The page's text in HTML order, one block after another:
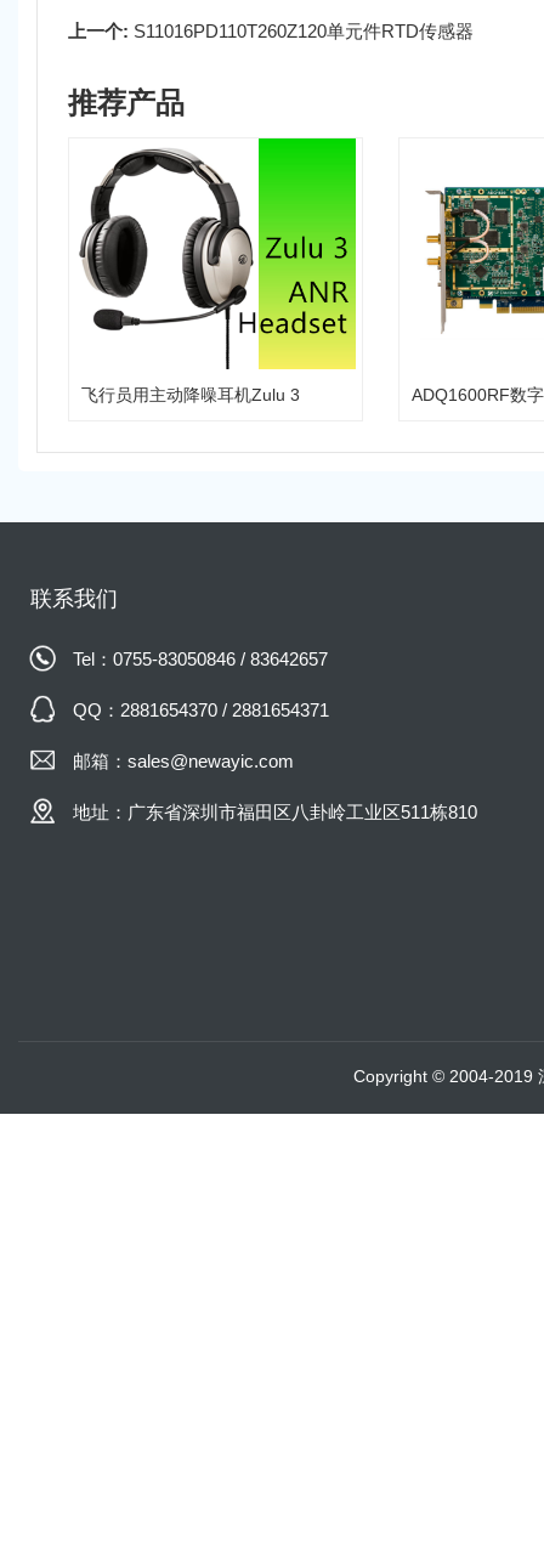
上一个: S11016PD110T260Z120单元件RTD传感器
推荐产品
飞行员用主动降噪耳机Zulu 3
联系我们
Tel：0755-83050846 / 83642657
QQ：2881654370 / 2881654371
邮箱：sales@newayic.com
地址：广东省深圳市福田区八卦岭工业区511栋810
Copyright © 2004-2019